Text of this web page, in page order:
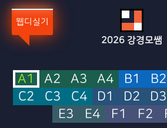
웹디실기
2026 강경모쌤
A1 A2 A3 A4 B1 B2
C2
C3 C4 D1 D2 D3
E3
E4 F1 F2